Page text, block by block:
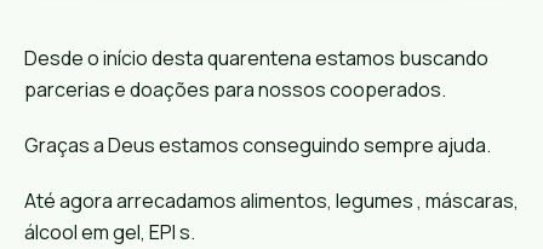
Desde o início desta quarentena estamos buscando
parcerias e doações para nossos cooperados.
Graças a Deus estamos conseguindo sempre ajuda.
Até agora arrecadamos alimentos, legumes , máscaras,
álcool em gel, EPI s.